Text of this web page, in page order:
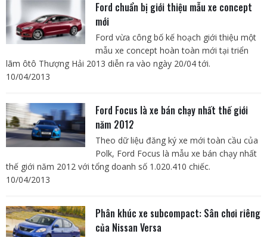
Ford chuẩn bị giới thiệu mẫu xe concept
mới
Ford vừa công bố kế hoạch giới thiệu một
mẫu xe concept hoàn toàn mới tại triển
lãm ôtô Thượng Hải 2013 diễn ra vào ngày 20/04 tới.
10/04/2013
Ford Focus là xe bán chạy nhất thế giới
năm 2012
Theo dữ liệu đăng ký xe mới toàn cầu của
Polk, Ford Focus là mẫu xe bán chạy nhất
thế giới năm 2012 với tổng doanh số 1.020.410 chiếc.
10/04/2013
Phân khúc xe subcompact: Sân chơi riêng
của Nissan Versa